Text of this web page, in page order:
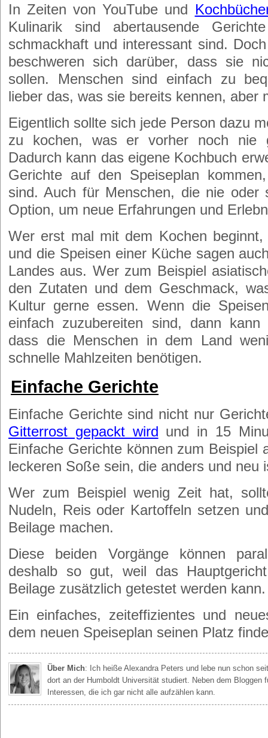
In Zeiten von YouTube und
Kulinarik sind abertausende
schmackhaft und interessant sind.
beschweren sich darüber, dass sie
sollen. Menschen sind einfach zu
lieber das, was sie bereits kennen, aber
Eigentlich sollte sich jede Person dazu
zu kochen, was er vorher noch nie
Dadurch kann das eigene Kochbuch
Gerichte auf den Speiseplan
sind. Auch für Menschen, die nie
Option, um neue Erfahrungen und
Wer erst mal mit dem Kochen
und die Speisen einer Küche sagen
Landes aus. Wer zum Beispiel
den Zutaten und dem Geschmack,
Kultur gerne essen. Wenn die
einfach zuzubereiten sind, dann kann
dass die Menschen in dem Land
schnelle Mahlzeiten benötigen.
Einfache Gerichte
Einfache Gerichte sind nicht nur
Gitterrost gepackt wird und in 15
Einfache Gerichte können zum Beispiel
leckeren Soße sein, die anders und neu
Wer zum Beispiel wenig Zeit hat,
Nudeln, Reis oder Kartoffeln setzen
Beilage machen.
Diese beiden Vorgänge können
deshalb so gut, weil das
Beilage zusätzlich getestet werden kann.
Ein einfaches, zeiteffizientes und
dem neuen Speiseplan seinen Platz
Über Mich: Ich heiße Alexandra Peters und lebe nun schon
dort an der Humboldt Universität studiert. Neben dem Bloggen
Interessen, die ich gar nicht alle aufzählen kann.